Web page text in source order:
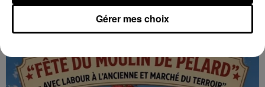
Randonnée pédestre. Deux parcours au choix.
Inscription obligatoire.Gérer mes choix